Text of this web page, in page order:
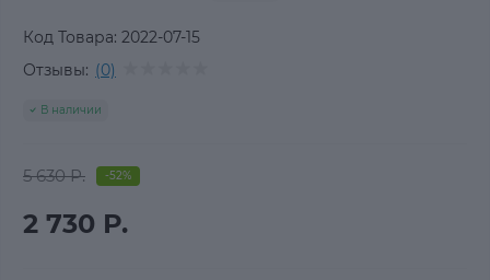
Код Товара: 2022-07-15
Отзывы: (0)
В наличии
5 630 Р. -52%
2 730 Р.